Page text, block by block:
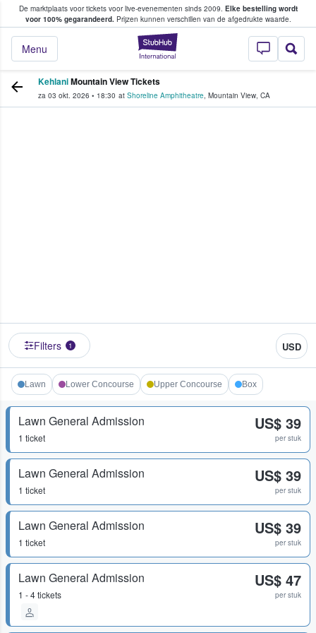
De marktplaats voor tickets voor live-evenementen sinds 2009. Elke bestelling wordt
voor 100% gegarandeerd.Prijzen kunnen verschillen van de afgedrukte waarde.
StubHub: waar
Menu
tickets kopen en verkopen
KehlaniMountain View Tickets
za 03 okt. 2026 • 18:30 at Shoreline Amphitheatre, Mountain View, CA
Filters 1 USD
Lawn Lower Concourse Upper Concourse Box
Lawn General Admission
1 ticket
US$ 39
per stuk
Lawn General Admission
1 ticket
US$ 39
per stuk
Lawn General Admission
1 ticket
US$ 39
per stuk
Lawn General Admission
1 - 4 tickets
US$ 47
per stuk